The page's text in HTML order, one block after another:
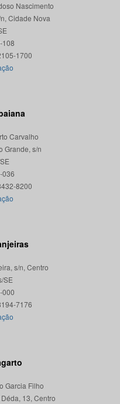
Nascimento
Cidade Nova
108
Carvalho
Grande, s/n
036
s/n, Centro
SE
000
Garcia Filho
13, Centro